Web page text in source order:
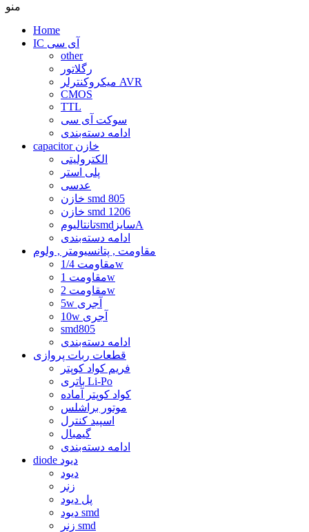
منو
Home
IC آی سی
other
رگلاتور
میکروکنترلر AVR
CMOS
TTL
سوکت آی سی
ادامه دسته‌بندی
capacitor خازن
الکترولیتی
پلی استر
عدسی
خازن smd 805
خازن smd 1206
تانتالیومsmdسایزA
ادامه دسته‌بندی
مقاومت , پتانسیومتر , ولوم
مقاومت 1/4w
مقاومت 1w
مقاومت 2w
5w آجری
10w آجری
smd805
ادامه دسته‌بندی
قطعات ربات پروازی
فریم کواد کوپتر
باتری Li-Po
کواد کوپتر آماده
موتور براشلس
اسپید کنترل
گیمبال
ادامه دسته‌بندی
diode دیود
دیود
زنر
پل دیود
دیود smd
زنر smd